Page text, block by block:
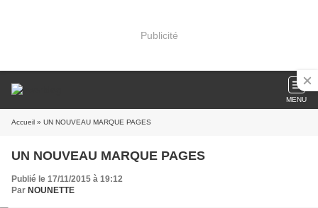
Publicité
MENU
Accueil » UN NOUVEAU MARQUE PAGES
UN NOUVEAU MARQUE PAGES
Publié le 17/11/2015 à 19:12
Par NOUNETTE